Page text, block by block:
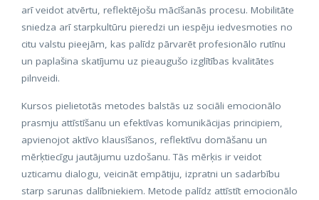
arī veidot atvērtu, reflektējošu mācīšanās procesu. Mobilitāte
sniedza arī starpkultūru pieredzi un iespēju iedvesmoties no
citu valstu pieejām, kas palīdz pārvarēt profesionālo rutīnu
un paplašina skatījumu uz pieaugušo izglītības kvalitātes
pilnveidi.
Kursos pielietotās metodes balstās uz sociāli emocionālo
prasmju attīstīšanu un efektīvas komunikācijas principiem,
apvienojot aktīvo klausīšanos, reflektīvu domāšanu un
mērķtiecīgu jautājumu uzdošanu. Tās mērķis ir veidot
uzticamu dialogu, veicināt empātiju, izpratni un sadarbību
starp sarunas dalībniekiem. Metode palīdz attīstīt emocionālo